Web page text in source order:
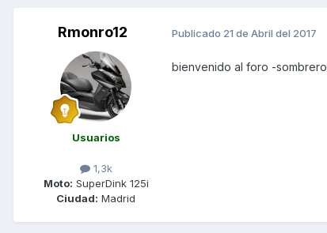
Rmonro12
Usuarios
1,3k
Moto: SuperDink 125i
Ciudad: Madrid
Publicado 21 de Abril del 2017
bienvenido al foro -sombrero